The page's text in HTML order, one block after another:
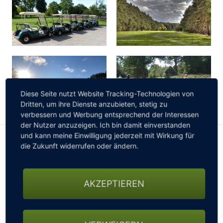
INFORMATIONEN FÜR WOHNMOBILE
vor Anreise anmelden!
Diese Seite nutzt Website Tracking-Technologien von
Dritten, um ihre Dienste anzubieten, stetig zu
verbessern und Werbung entsprechend der Interessen
der Nutzer anzuzeigen. Ich bin damit einverstanden
und kann meine Einwilligung jederzeit mit Wirkung für
die Zukunft widerrufen oder ändern.
AKZEPTIEREN